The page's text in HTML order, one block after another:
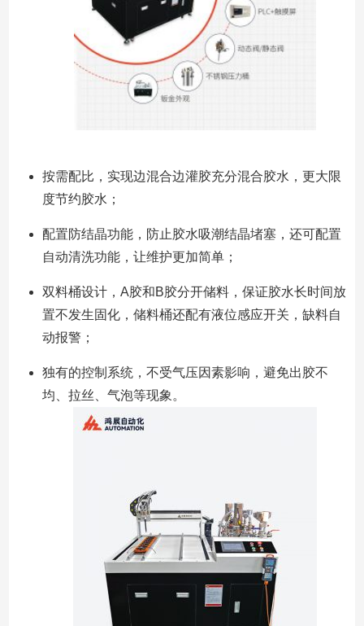
按需配比，实现边混合边灌胶充分混合胶水，更大限
度节约胶水；
配置防结晶功能，防止胶水吸潮结晶堵塞，还可配置
自动清洗功能，让维护更加简单；
双料桶设计，A胶和B胶分开储料，保证胶水长时间放
置不发生固化，储料桶还配有液位感应开关，缺料自
动报警；
独有的控制系统，不受气压因素影响，避免出胶不
均、拉丝、气泡等现象。